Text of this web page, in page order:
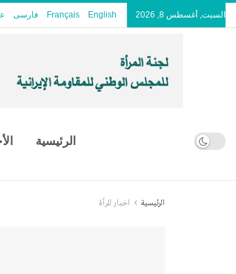
السبت, أغسطس 8, 2026 English
Français فارسی
الرئيسية
الرئيسية اخبار المرأة